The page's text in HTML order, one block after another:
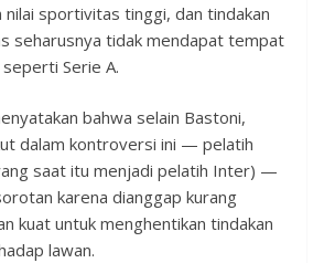
sportivitas tinggi, dan tindakan
seharusnya tidak mendapat tempat
Serie A.
bahwa selain Bastoni,
dalam kontroversi ini — pelatih
saat itu menjadi pelatih Inter) —
karena dianggap kurang
kuat untuk menghentikan tindakan
lawan.